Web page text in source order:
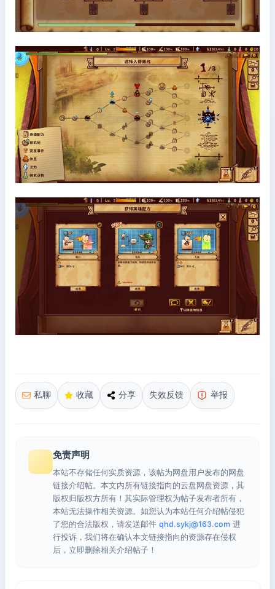
私聊 收藏 分享 失效反馈 举报
免责声明
本站不存储任何实质资源，该帖为网盘用户发布的网盘
链接介绍帖。本文内所有链接指向的云盘网盘资源，其
版权归版权方所有！其实际管理权为帖子发布者所有，
本站无法操作相关资源。如您认为本站任何介绍帖侵犯
了您的合法版权，请发送邮件 qhd.sykj@163.com 进
行投诉，我们将在确认本文链接指向的资源存在侵权
后，立即删除相关介绍帖子！